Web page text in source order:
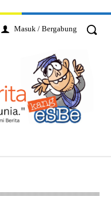
Masuk / Bergabung